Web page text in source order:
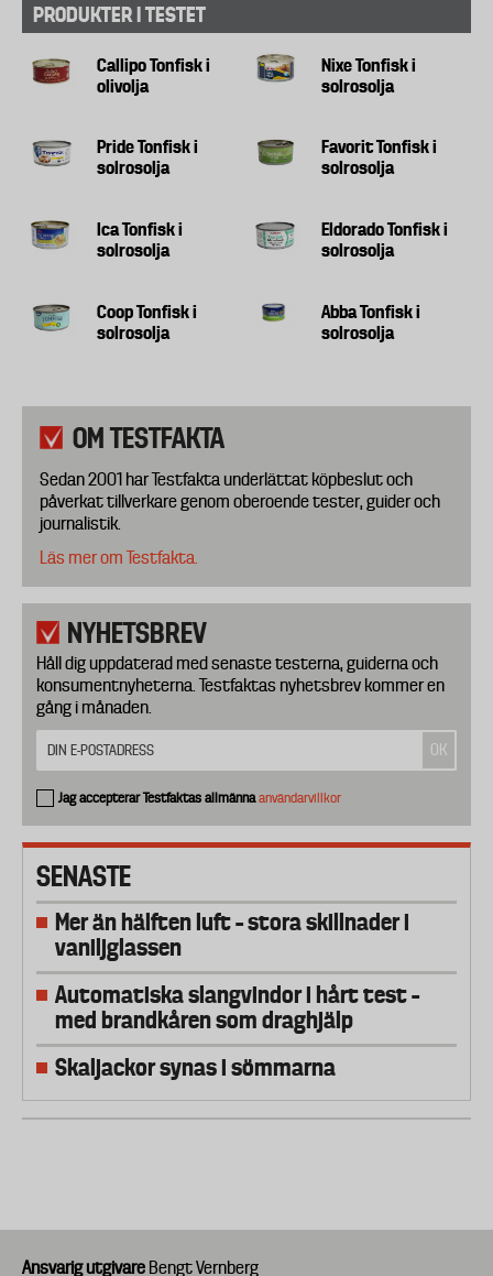
PRODUKTER I TESTET
Callipo Tonfisk i
olivolja
Nixe Tonfisk i
solrosolja
Pride Tonfisk i
solrosolja
Favorit Tonfisk i
solrosolja
Ica Tonfisk i
solrosolja
Eldorado Tonfisk i
solrosolja
Coop Tonfisk i
solrosolja
Abba Tonfisk i
solrosolja
OM TESTFAKTA
Sedan 2001 har Testfakta underlättat köpbeslut och
påverkat tillverkare genom oberoende tester, guider och
journalistik.
Läs mer om Testfakta.
NYHETSBREV
Håll dig uppdaterad med senaste testerna, guiderna och
konsumentnyheterna. Testfaktas nyhetsbrev kommer en
gång i månaden.
Jag accepterar Testfaktas allmännaanvändarvillkor
SENASTE
Mer än hälften luft – stora skillnader i
vaniljglassen
Automatiska slangvindor i hårt test –
med brandkåren som draghjälp
Skaljackor synas i sömmarna
Ansvarig utgivare Bengt Vernberg